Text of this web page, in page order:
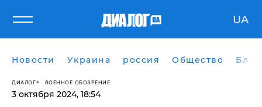
UA
Новости Украина россия Общество
ДИАЛОГ ВОЕННОЕ ОБОЗРЕНИЕ
3 октября 2024, 18:54